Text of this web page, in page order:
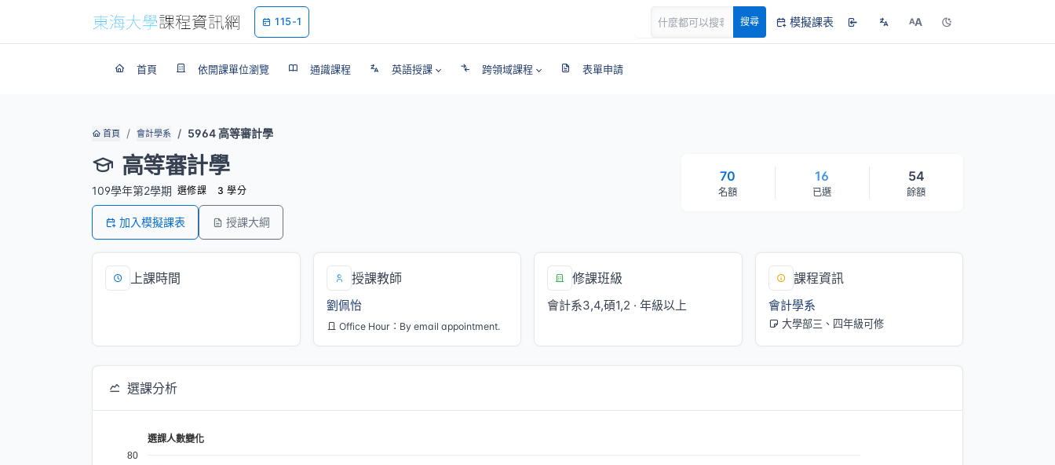
115-1 搜尋 模擬課表 AA
首頁 依開課單位瀏覽 通識課程 英語授課 跨領域課程 表單申請
首頁 會計學系 5964 高等審計學
高等審計學
109學年第2學期 選修課 3 學分
加入模擬課表 授課大綱
70
名額
16
已選
54
餘額
上課時間 授課教師
劉佩怡
Office Hour：By email appointment.
修課班級
會計系3,4,碩1,2 · 年級以上
課程資訊
會計學系
大學部三、四年級可修
選課分析
選課人數變化
80